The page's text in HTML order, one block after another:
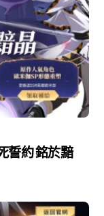
誓約 銘於黯